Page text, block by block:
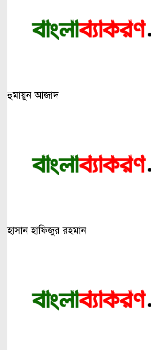
হুমায়ুন আজাদ
হাসান হাফিজুর রহমান